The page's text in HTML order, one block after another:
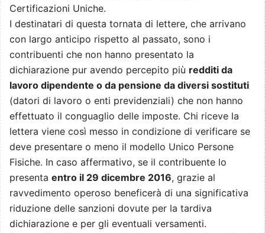
Certificazioni Uniche.
I destinatari di questa tornata di lettere, che arrivano
con largo anticipo rispetto al passato, sono i
contribuenti che non hanno presentato la
dichiarazione pur avendo percepito più redditi da
lavoro dipendente o da pensione da diversi sostituti
(datori di lavoro o enti previdenziali) che non hanno
effettuato il conguaglio delle imposte. Chi riceve la
lettera viene così messo in condizione di verificare se
deve presentare o meno il modello Unico Persone
Fisiche. In caso affermativo, se il contribuente lo
presenta entro il 29 dicembre 2016, grazie al
ravvedimento operoso beneficerà di una significativa
riduzione delle sanzioni dovute per la tardiva
dichiarazione e per gli eventuali versamenti.